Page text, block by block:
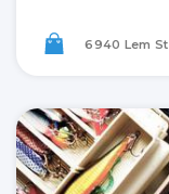
6940 Lem St